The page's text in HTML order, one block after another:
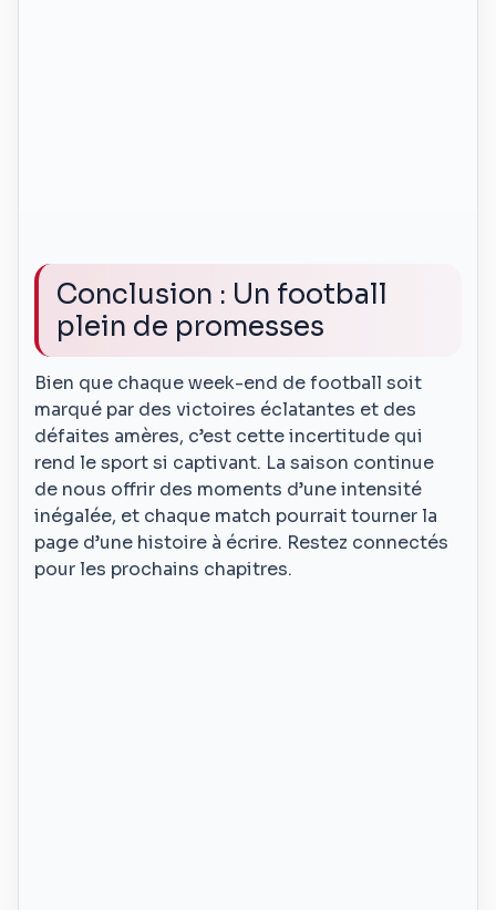
Conclusion : Un football
plein de promesses
Bien que chaque week-end de football soit
marqué par des victoires éclatantes et des
défaites amères, c’est cette incertitude qui
rend le sport si captivant. La saison continue
de nous offrir des moments d’une intensité
inégalée, et chaque match pourrait tourner la
page d’une histoire à écrire. Restez connectés
pour les prochains chapitres.